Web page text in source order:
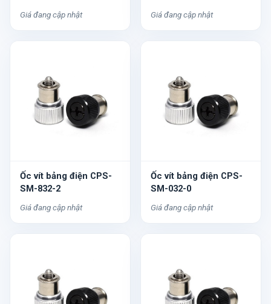
Giá đang cập nhật Giá đang cập nhật
Ốc vít bảng điện CPS-
SM-832-2
Giá đang cập nhật
Ốc vít bảng điện CPS-
SM-032-0
Giá đang cập nhật